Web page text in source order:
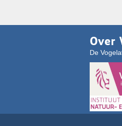
Over
De